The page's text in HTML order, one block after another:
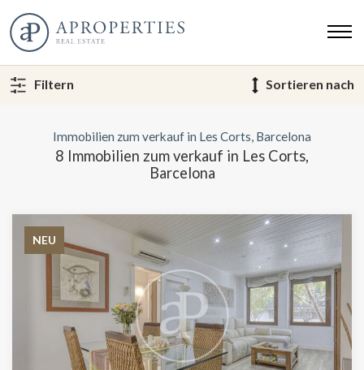
Filtern Sortieren nach
Immobilien zum verkauf in Les Corts, Barcelona
8 Immobilien zum verkauf in Les Corts,
Barcelona
NEU